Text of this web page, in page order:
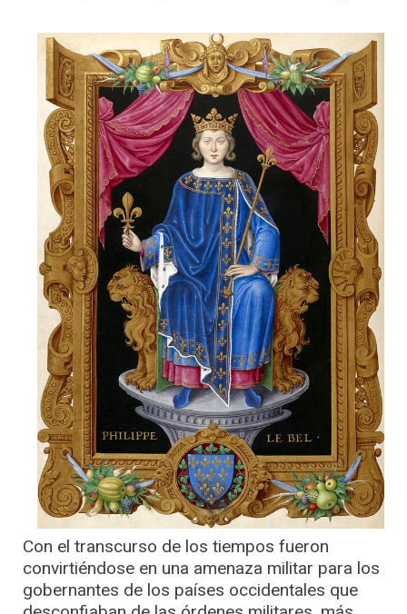
Con el transcurso de los tiempos fueron
convirtiéndose en una amenaza militar para los
gobernantes de los países occidentales que